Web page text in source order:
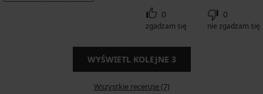
0
zgadzam się
0
nie zgadzam się
WYŚWIETL KOLEJNE 3
Wszystkie recenzje (7)